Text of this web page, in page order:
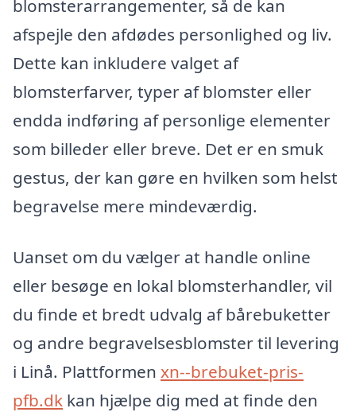
blomsterarrangementer, så de kan
afspejle den afdødes personlighed og liv.
Dette kan inkludere valget af
blomsterfarver, typer af blomster eller
endda indføring af personlige elementer
som billeder eller breve. Det er en smuk
gestus, der kan gøre en hvilken som helst
begravelse mere mindeværdig.
Uanset om du vælger at handle online
eller besøge en lokal blomsterhandler, vil
du finde et bredt udvalg af bårebuketter
og andre begravelsesblomster til levering
i Linå. Plattformen xn--brebuket-pris-
pfb.dk kan hjælpe dig med at finde den